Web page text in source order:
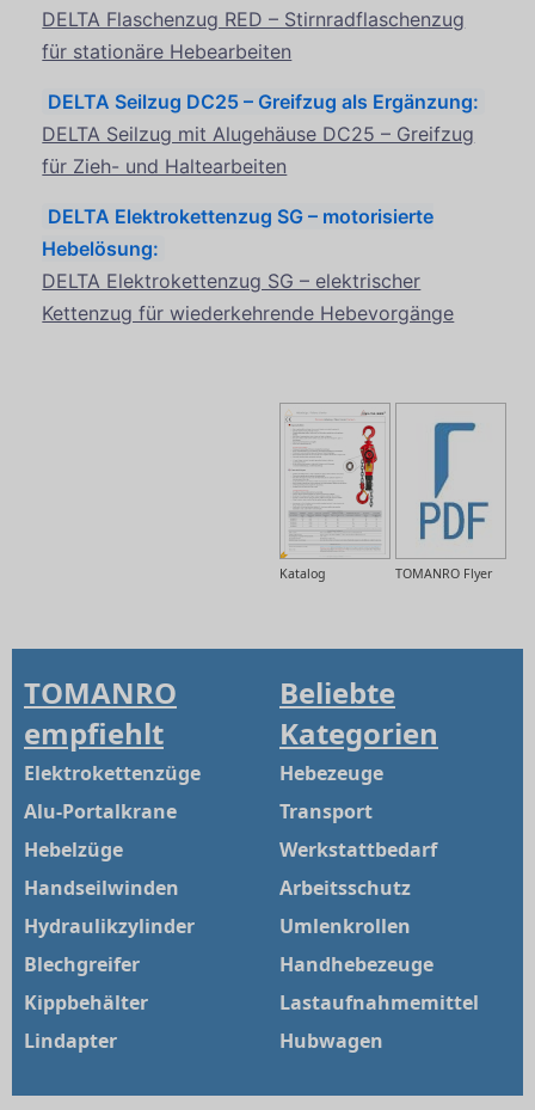
DELTA Flaschenzug RED – Stirnradflaschenzug
für stationäre Hebearbeiten
DELTA Seilzug DC25 – Greifzug als Ergänzung:
DELTA Seilzug mit Alugehäuse DC25 – Greifzug
für Zieh- und Haltearbeiten
DELTA Elektrokettenzug SG – motorisierte
Hebelösung:
DELTA Elektrokettenzug SG – elektrischer
Kettenzug für wiederkehrende Hebevorgänge
TOMANRO Flyer
Katalog
TOMANRO
empfiehlt
Elektrokettenzüge
Alu-Portalkrane
Hebelzüge
Handseilwinden
Hydraulikzylinder
Blechgreifer
Kippbehälter
Lindapter
Beliebte
Kategorien
Hebezeuge
Transport
Werkstattbedarf
Arbeitsschutz
Umlenkrollen
Handhebezeuge
Lastaufnahmemittel
Hubwagen